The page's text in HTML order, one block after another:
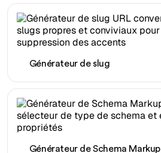
Générateur de slug
Générateur de Schema Markup